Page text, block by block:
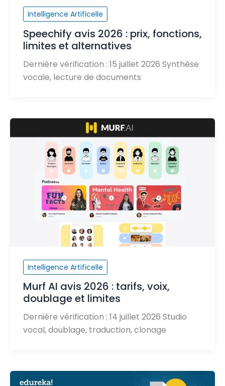
Intelligence Artificelle
Speechify avis 2026 : prix, fonctions,
limites et alternatives
Dernière vérification : 15 juillet 2026 Synthèse
vocale, lecture de documents
Intelligence Artificelle
Murf AI avis 2026 : tarifs, voix,
doublage et limites
Dernière vérification : 14 juillet 2026 Studio
vocal, doublage, traduction, clonage